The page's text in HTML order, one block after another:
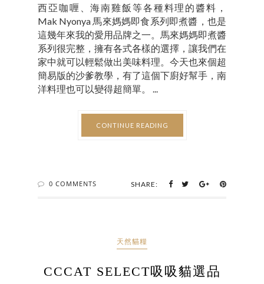
西亞咖喱、海南雞飯等各種料理的醬料，
Mak Nyonya 馬來媽媽即食系列即煮醬，也是
這幾年來我的愛用品牌之一。馬來媽媽即煮醬
系列很完整，擁有各式各樣的選擇，讓我們在
家中就可以輕鬆做出美味料理。今天也來個超
簡易版的沙爹教學，有了這個下廚好幫手，南
洋料理也可以變得超簡單。 ...
CONTINUE READING
0 COMMENTS SHARE:
天然貓糧
CCCAT SELECT吸吸貓選品